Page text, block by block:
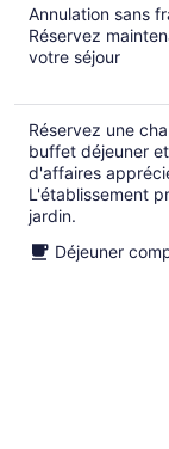
Annulation sans
Réservez
votre séjour
Réservez une
buffet déjeuner
d'affaires
L'établissement
jardin.
Déjeuner